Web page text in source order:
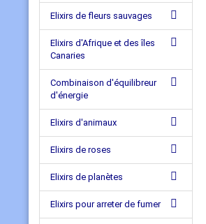
Elixirs de fleurs sauvages
Elixirs d'Afrique et des îles
Canaries
Combinaison d'équilibreur
d'énergie
Elixirs d'animaux
Elixirs de roses
Elixirs de planètes
Elixirs pour arreter de fumer